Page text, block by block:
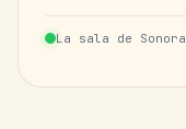
La sala de Sonora